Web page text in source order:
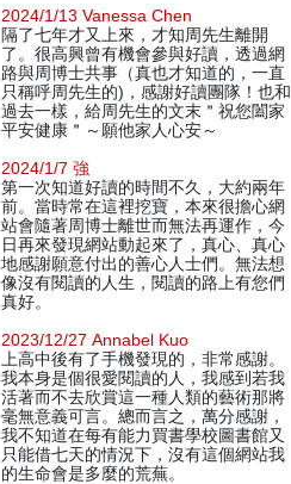
2024/1/13 Vanessa Chen
隔了七年才又上來，才知周先生離開
了。很高興曾有機會參與好讀，透過網
路與周博士共事（真也才知道的，一直
只稱呼周先生的)，感謝好讀團隊！也和
過去一樣，給周先生的文末＂祝您闔家
平安健康＂～願他家人心安～
2024/1/7 強
第一次知道好讀的時間不久，大約兩年
前。當時常在這裡挖寶，本來很擔心網
站會隨著周博士離世而無法再運作，今
日再來發現網站動起來了，真心、真心
地感謝願意付出的善心人士們。無法想
像沒有閱讀的人生，閱讀的路上有您們
真好。
2023/12/27 Annabel Kuo
上高中後有了手機發現的，非常感謝。
我本身是個很愛閱讀的人，我感到若我
活著而不去欣賞這一種人類的藝術那將
毫無意義可言。總而言之，萬分感謝，
我不知道在每有能力買書學校圖書館又
只能借七天的情況下，沒有這個網站我
的生命會是多麼的荒蕪。